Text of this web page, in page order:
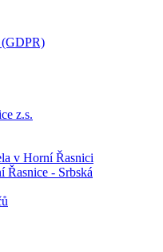
(GDPR)
z.s.
v Horní Řasnici
Řasnice - Srbská